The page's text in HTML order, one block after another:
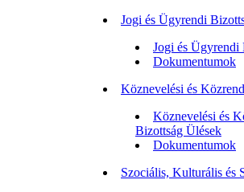
Jogi és Ügyrendi
Jogi és Ügyrendi
Dokumentumok
Köznevelési és
Köznevelési és
Bizottság Ülések
Dokumentumok
Szociális, Kulturális és